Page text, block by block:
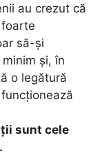
au crezut că
să-și
și, în
o legătură
sunt cele